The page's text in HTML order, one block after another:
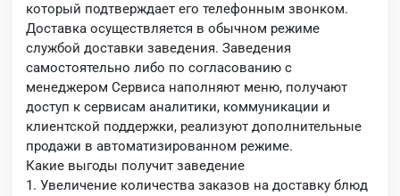
который подтверждает его телефонным звонком.
Доставка осуществляется в обычном режиме
службой доставки заведения. Заведения
самостоятельно либо по согласованию с
менеджером Сервиса наполняют меню, получают
доступ к сервисам аналитики, коммуникации и
клиентской поддержки, реализуют дополнительные
продажи в автоматизированном режиме.
Какие выгоды получит заведение
1. Увеличение количества заказов на доставку блюд